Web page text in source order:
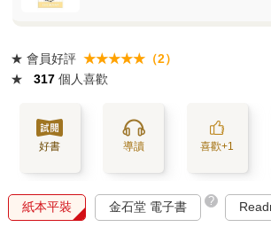
★ 會員好評 ★★★★★（2）
★
317 個人喜歡
好書 導讀 喜歡+1
紙本平裝 金石堂 電子書 ?